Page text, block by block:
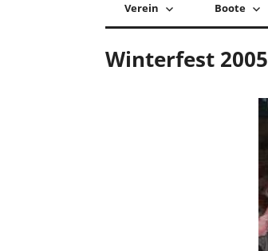
Verein Boote
Winterfest 2005